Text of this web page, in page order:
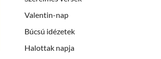
Valentin-nap
Búcsú idézetek
Halottak napja